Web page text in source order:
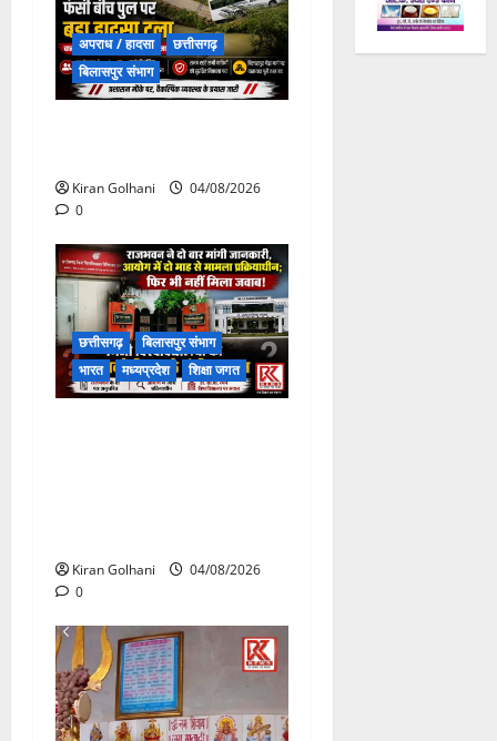
अपराध / हादसा
छत्तीसगढ़
बिलासपुर संभाग
Kiran Golhani
04/08/2026
0
छत्तीसगढ़
बिलासपुर संभाग
भारत
मध्यप्रदेश शिक्षा जगत
Kiran Golhani
04/08/2026
0